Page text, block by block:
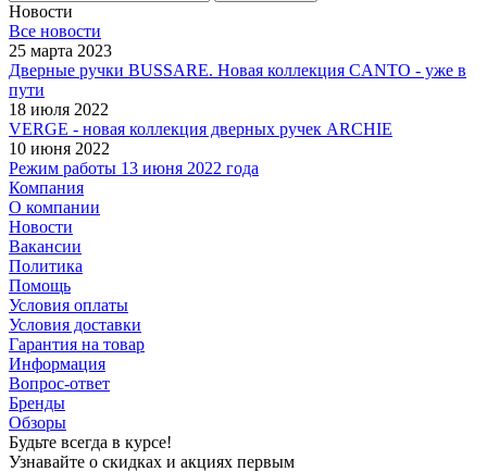
Новости
Все новости
25 марта 2023
Дверные ручки BUSSARE. Новая коллекция CANTO - уже в
пути
18 июля 2022
VERGE - новая коллекция дверных ручек ARCHIE
10 июня 2022
Режим работы 13 июня 2022 года
Компания
О компании
Новости
Вакансии
Политика
Помощь
Условия оплаты
Условия доставки
Гарантия на товар
Информация
Вопрос-ответ
Бренды
Обзоры
Будьте всегда в курсе!
Узнавайте о скидках и акциях первым